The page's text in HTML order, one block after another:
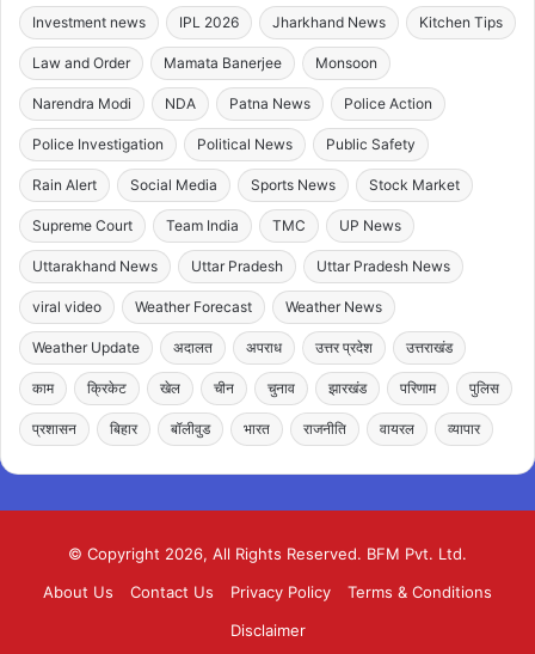
Investment news IPL 2026 Jharkhand News Kitchen Tips
Law and Order Mamata Banerjee Monsoon
Narendra Modi NDA Patna News Police Action
Police Investigation Political News Public Safety
Rain Alert Social Media Sports News Stock Market
Supreme Court Team India TMC UP News
Uttarakhand News Uttar Pradesh Uttar Pradesh News
viral video Weather Forecast Weather News
Weather Update अदालत अपराध उत्तर प्रदेश उत्तराखंड
काम क्रिकेट खेल चीन चुनाव झारखंड परिणाम पुलिस
प्रशासन बिहार बॉलीवुड भारत राजनीति वायरल व्यापार
© Copyright 2026, All Rights Reserved. BFM Pvt. Ltd.
About Us
Contact Us Privacy Policy
Terms & Conditions
Disclaimer